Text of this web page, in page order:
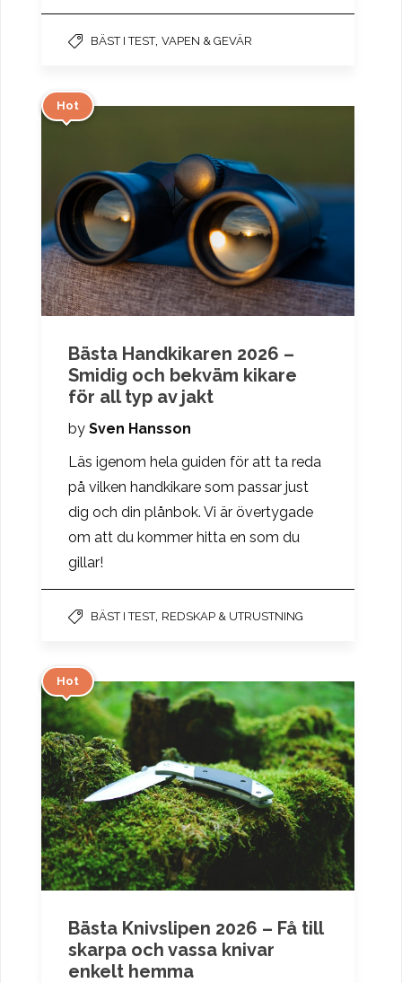
BÄST I TEST, VAPEN & GEVÄR
Hot
Bästa Handkikaren 2026 –
Smidig och bekväm kikare
för all typ av jakt
by Sven Hansson
Läs igenom hela guiden för att ta reda
på vilken handkikare som passar just
dig och din plånbok. Vi är övertygade
om att du kommer hitta en som du
gillar!
BÄST I TEST, REDSKAP & UTRUSTNING
Hot
Bästa Knivslipen 2026 – Få till
skarpa och vassa knivar
enkelt hemma